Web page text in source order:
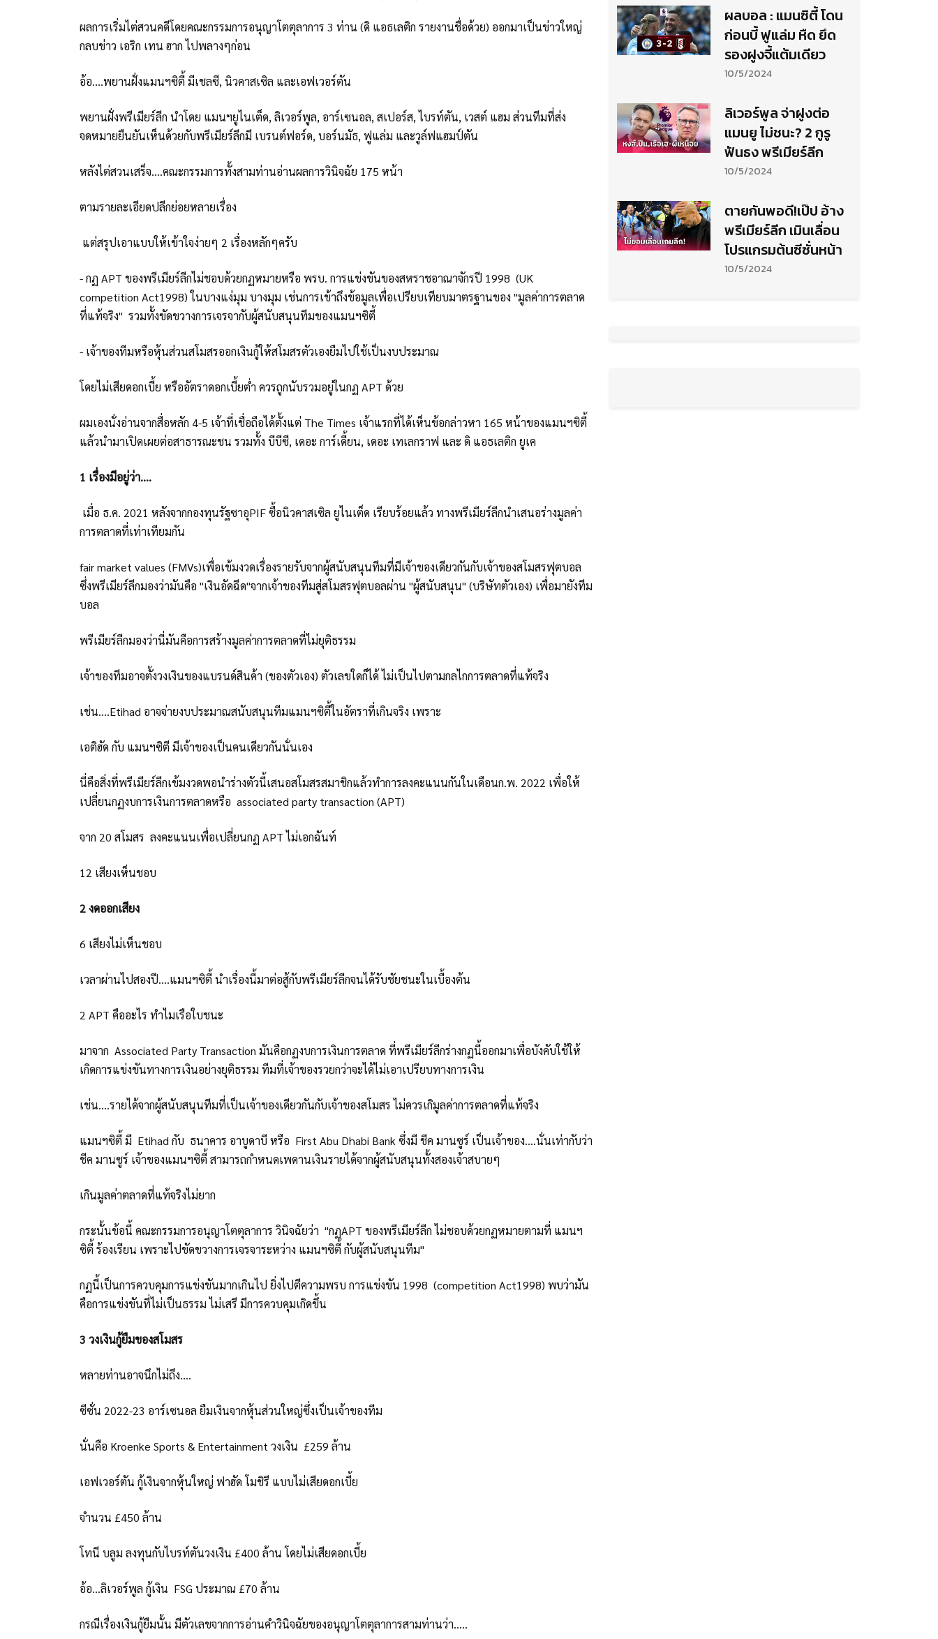
ผลการเริ่มไต่สวนคดีโดยคณะกรรมการอนุญาโตตุลาการ 3 ท่าน (ดิ แอธเลติก รายงานชื่อด้วย) ออกมาเป็นข่าวใหญ่
กลบข่าว เอริก เทน ฮาก ไปพลางๆก่อน
อ้อ....พยานฝั่งแมนฯซิตี้ มีเชลซี, นิวคาสเซิล และเอฟเวอร์ตัน
พยานฝั่งพรีเมียร์ลีก นำโดย แมนฯยูไนเต็ด, ลิเวอร์พูล, อาร์เซนอล, สเปอร์ส, ไบรท์ตัน, เวสต์ แฮม ส่วนทีมที่ส่ง
จดหมายยืนยันเห็นด้วยกับพรีเมียร์ลีกมี เบรนต์ฟอร์ด, บอร์นมัธ, ฟูแล่ม และวูล์ฟแฮมป์ตัน
หลังไต่สวนเสร็จ....คณะกรรมการทั้งสามท่านอ่านผลการวินิจฉัย 175 หน้า
ตามรายละเอียดปลีกย่อยหลายเรื่อง
แต่สรุปเอาแบบให้เข้าใจง่ายๆ 2 เรื่องหลักๆครับ
- กฏ APT ของพรีเมียร์ลีกไม่ชอบด้วยกฏหมายหรือ พรบ. การแข่งขันของสหราชอาณาจักรปี 1998 (UK
competition Act1998) ในบางแง่มุม บางมุม เช่นการเข้าถึงข้อมูลเพื่อเปรียบเทียบมาตรฐานของ "มูลค่าการตลาด
ที่แท้จริง" รวมทั้งขัดขวางการเจรจากับผู้สนับสนุนทีมของแมนฯซิตี้
- เจ้าของทีมหรือหุ้นส่วนสโมสรออกเงินกู้ให้สโมสรตัวเองยืมไปใช้เป็นงบประมาณ
โดยไม่เสียดอกเบี้ย หรืออัตราดอกเบี้ยต่ำ ควรถูกนับรวมอยู่ในกฏ APT ด้วย
ผมเองนั่งอ่านจากสื่อหลัก 4-5 เจ้าที่เชื่อถือได้ตั้งแต่ The Times เจ้าแรกที่ได้เห็นข้อกล่าวหา 165 หน้าของแมนฯซิตี้
แล้วนำมาเปิดเผยต่อสาธารณะชน รวมทั้ง บีบีซี, เดอะ การ์เดี้ยน, เดอะ เทเลกราฟ และ ดิ แอธเลติก ยูเค
1 เรื่องมีอยู่ว่า....
เมื่อ ธ.ค. 2021 หลังจากกองทุนรัฐซาอุPIF ซื้อนิวคาสเซิล ยูไนเต็ด เรียบร้อยแล้ว ทางพรีเมียร์ลีกนำเสนอร่างมูลค่า
การตลาดที่เท่าเทียมกัน
fair market values (FMVs)เพื่อเข้มงวดเรื่องรายรับจากผู้สนับสนุนทีมที่มีเจ้าของเดียวกันกับเจ้าของสโมสรฟุตบอล
ซึ่งพรีเมียร์ลีกมองว่ามันคือ "เงินอัดฉีด"จากเจ้าของทีมสู่สโมสรฟุตบอลผ่าน "ผู้สนับสนุน" (บริษัทตัวเอง) เพื่อมายังทีม
บอล
พรีเมียร์ลีกมองว่านี่มันคือการสร้างมูลค่าการตลาดที่ไม่ยุติธรรม
เจ้าของทีมอาจตั้งวงเงินของแบรนด์สินค้า (ของตัวเอง) ตัวเลขใดก็ได้ ไม่เป็นไปตามกลไกการตลาดที่แท้จริง
เช่น....Etihad อาจจ่ายงบประมาณสนับสนุนทีมแมนฯซิตี้ในอัตราที่เกินจริง เพราะ
เอติฮัด กับ แมนฯซิตี มีเจ้าของเป็นคนเดียวกันนั่นเอง
นี่คือสิ่งที่พรีเมียร์ลีกเข้มงวดพอนำร่างตัวนี้เสนอสโมสรสมาชิกแล้วทำการลงคะแนนกันในเดือนก.พ. 2022 เพื่อให้
เปลี่ยนกฏงบการเงินการตลาดหรือ associated party transaction (APT)
จาก 20 สโมสร ลงคะแนนเพื่อเปลี่ยนกฏ APT ไม่เอกฉันท์
12 เสียงเห็นชอบ
2 งดออกเสียง
6 เสียงไม่เห็นชอบ
เวลาผ่านไปสองปี....แมนฯซิตี้ นำเรื่องนี้มาต่อสู้กับพรีเมียร์ลีกจนได้รับชัยชนะในเบื้องต้น
2 APT คืออะไร ทำไมเรือใบชนะ
มาจาก Associated Party Transaction มันคือกฏงบการเงินการตลาด ที่พรีเมียร์ลีกร่างกฏนี้ออกมาเพื่อบังคับใช้ให้
เกิดการแข่งขันทางการเงินอย่างยุติธรรม ทีมที่เจ้าของรวยกว่าจะได้ไม่เอาเปรียบทางการเงิน
เช่น....รายได้จากผู้สนับสนุนทีมที่เป็นเจ้าของเดียวกันกับเจ้าของสโมสร ไม่ควรเกิมูลค่าการตลาดที่แท้จริง
แมนฯซิตี้ มี Etihad กับ ธนาคาร อาบูดาบี หรือ First Abu Dhabi Bank ซึ่งมี ชีค มานซูร์ เป็นเจ้าของ....นั่นเท่ากับว่า
ชีค มานซูร์ เจ้าของแมนฯซิตี้ สามารถกำหนดเพดานเงินรายได้จากผู้สนับสนุนทั้งสองเจ้าสบายๆ
เกินมูลค่าตลาดที่แท้จริงไม่ยาก
กระนั้นข้อนี้ คณะกรรมการอนุญาโตตุลาการ วินิจฉัยว่า "กฏAPT ของพรีเมียร์ลีก ไม่ชอบด้วยกฏหมายตามที่ แมนฯ
ซิตี้ ร้องเรียน เพราะไปขัดขวางการเจรจาระหว่าง แมนฯซิตี้ กับผู้สนับสนุนทีม"
กฏนี้เป็นการควบคุมการแข่งขันมากเกินไป ยิ่งไปตีความพรบ การแข่งขัน 1998 (competition Act1998) พบว่ามัน
คือการแข่งขันที่ไม่เป็นธรรม ไม่เสรี มีการควบคุมเกิดขึ้น
3 วงเงินกู้ยืมของสโมสร
หลายท่านอาจนึกไม่ถึง....
ซีซั่น 2022-23 อาร์เซนอล ยืมเงินจากหุ้นส่วนใหญ่ซึ่งเป็นเจ้าของทีม
นั่นคือ Kroenke Sports & Entertainment วงเงิน £259 ล้าน
เอฟเวอร์ตัน กู้เงินจากหุ้นใหญ่ ฟาฮัด โมชิรี แบบไม่เสียดอกเบี้ย
จำนวน £450 ล้าน
โทนี บลูม ลงทุนกับไบรท์ตันวงเงิน £400 ล้าน โดยไม่เสียดอกเบี้ย
อ้อ...ลิเวอร์พูล กู้เงิน FSG ประมาณ £70 ล้าน
กรณีเรื่องเงินกู้ยืมนั้น มีตัวเลขจากการอ่านคำวินิจฉัยของอนุญาโตตุลาการสามท่านว่า.....
ผลบอล : แมนซิตี้ โดน
ก่อนบี้ ฟูแล่ม หืด ยึด
รองฝูงจี้แต้มเดียว
10/5/2024
ลิเวอร์พูล จ่าฝูงต่อ
แมนยู ไม่ชนะ? 2 กูรู
ฟันธง พรีเมียร์ลีก
10/5/2024
ตายกันพอดี!เป๊ป อ้าง
พรีเมียร์ลีก เมินเลื่อน
โปรแกรมต้นซีซั่นหน้า
10/5/2024